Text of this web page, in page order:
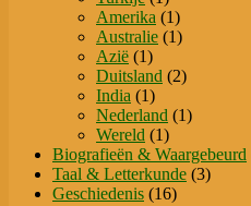
product
Amerika 11
product
Australie 11
Azië 11
product
Duitsland 22
India 11
product
Nederland 11
Wereld 11
product
Biografieën & Waargebeurd
Taal & Letterkunde 33
Geschiedenis 1616